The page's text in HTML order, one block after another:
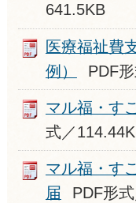
641.5KB
医療福祉費
例）
PDF
マル福・す
式／
マル福・す
届
PDF形